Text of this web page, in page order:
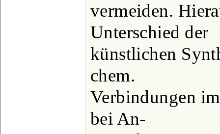
vermeiden.
Unterschied der
künstlichen
chem.
Verbindungen
bei An-